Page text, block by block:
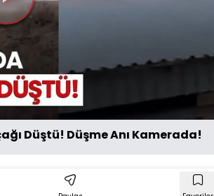
Videoyu
Oynat
Düştü! Düşme Anı Kamerada!